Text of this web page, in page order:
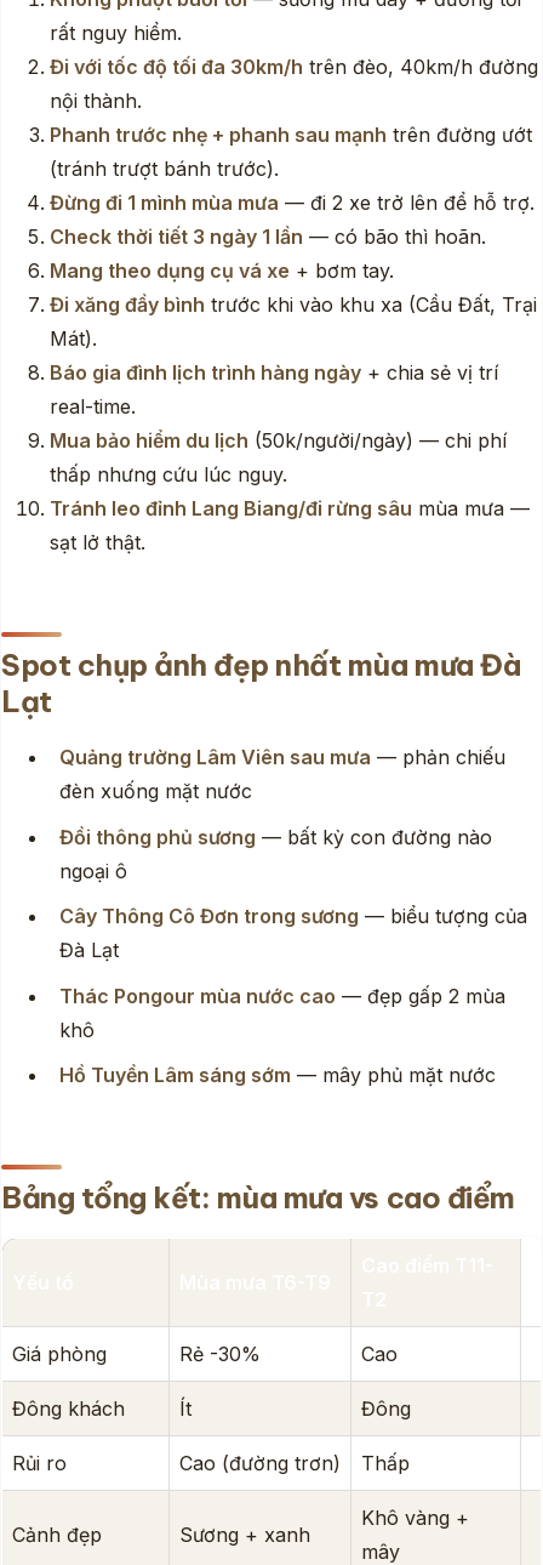
rất nguy hiểm.
Đi với tốc độ tối đa 30km/h trên đèo, 40km/h đường
nội thành.
Phanh trước nhẹ + phanh sau mạnh trên đường ướt
(tránh trượt bánh trước).
Đừng đi 1 mình mùa mưa — đi 2 xe trở lên để hỗ trợ.
Check thời tiết 3 ngày 1 lần — có bão thì hoãn.
Mang theo dụng cụ vá xe + bơm tay.
Đi xăng đầy bình trước khi vào khu xa (Cầu Đất, Trại
Mát).
Báo gia đình lịch trình hàng ngày + chia sẻ vị trí
real-time.
Mua bảo hiểm du lịch (50k/người/ngày) — chi phí
thấp nhưng cứu lúc nguy.
Tránh leo đỉnh Lang Biang/đi rừng sâu mùa mưa —
sạt lở thật.
Spot chụp ảnh đẹp nhất mùa mưa Đà
Lạt
Quảng trường Lâm Viên sau mưa — phản chiếu
đèn xuống mặt nước
Đồi thông phủ sương — bất kỳ con đường nào
ngoại ô
Cây Thông Cô Đơn trong sương — biểu tượng của
Đà Lạt
Thác Pongour mùa nước cao — đẹp gấp 2 mùa
khô
Hồ Tuyền Lâm sáng sớm — mây phủ mặt nước
Bảng tổng kết: mùa mưa vs cao điểm
Giá phòng Rẻ -30% Cao
Đông khách Ít Đông
Rủi ro Cao (đường trơn) Thấp
Cảnh đẹp Sương + xanh
Khô vàng +
mây